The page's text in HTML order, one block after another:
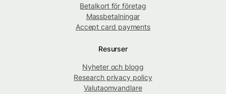
Betalkort för företag
Massbetalningar
Accept card payments
Resurser
Nyheter och blogg
Research privacy policy
Valutaomvandlare